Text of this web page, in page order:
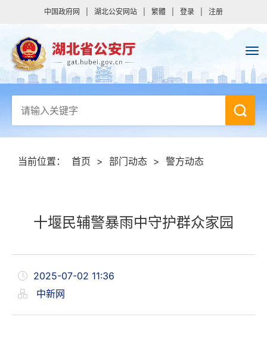
中国政府网 湖北公安网站 繁體 登录 注册
当前位置： 首页 > 部门动态 > 警方动态
十堰民辅警暴雨中守护群众家园
2025-07-02 11:36
中新网